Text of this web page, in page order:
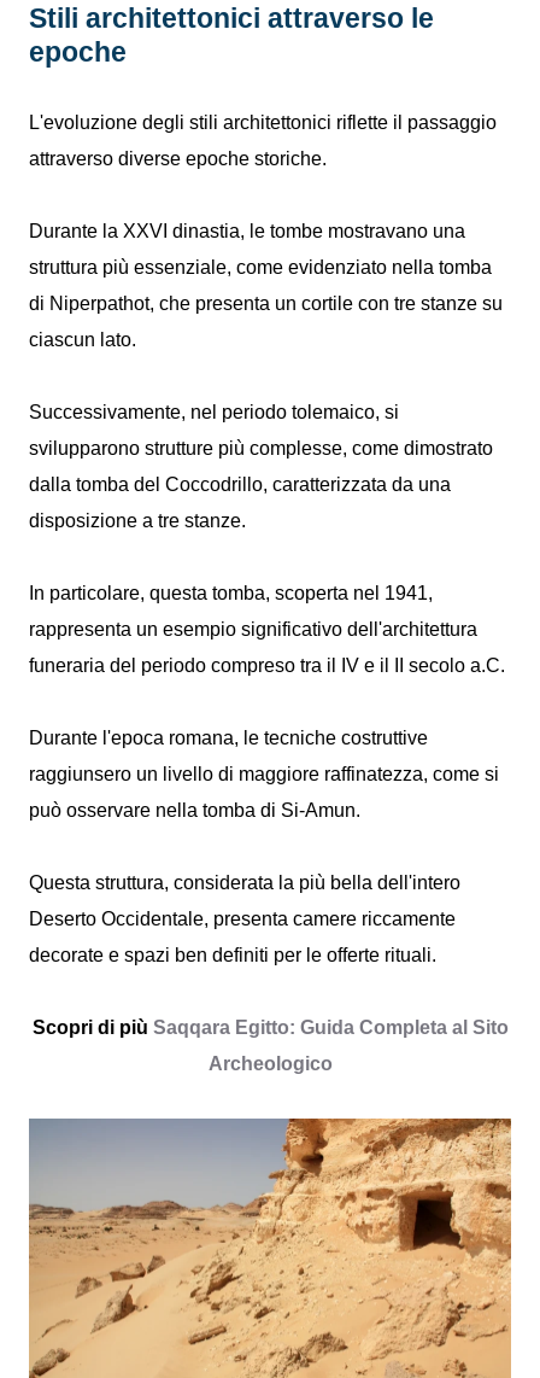
Stili architettonici attraverso le
epoche
L'evoluzione degli stili architettonici riflette il passaggio
attraverso diverse epoche storiche.
Durante la XXVI dinastia, le tombe mostravano una
struttura più essenziale, come evidenziato nella tomba
di Niperpathot, che presenta un cortile con tre stanze su
ciascun lato.
Successivamente, nel periodo tolemaico, si
svilupparono strutture più complesse, come dimostrato
dalla tomba del Coccodrillo, caratterizzata da una
disposizione a tre stanze.
In particolare, questa tomba, scoperta nel 1941,
rappresenta un esempio significativo dell'architettura
funeraria del periodo compreso tra il IV e il II secolo a.C.
Durante l'epoca romana, le tecniche costruttive
raggiunsero un livello di maggiore raffinatezza, come si
può osservare nella tomba di Si-Amun.
Questa struttura, considerata la più bella dell'intero
Deserto Occidentale, presenta camere riccamente
decorate e spazi ben definiti per le offerte rituali.
Scopri di più Saqqara Egitto: Guida Completa al Sito
Archeologico